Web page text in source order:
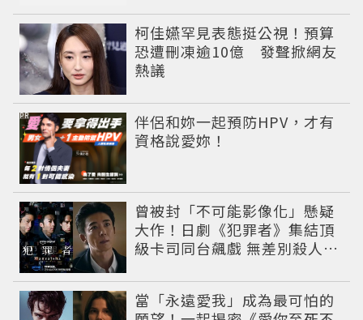
柯佳嬿罕見表態挺公視！預算
恐遭刪凍逾10億 發聲掀網友
熱議
伴侶和妳一起預防HPV，才有
資格說愛妳！
PR
曾被封「不可能影像化」懸疑
大作！日劇《犯罪者》集結頂
級卡司同台飆戲 無差別殺人案
當「永遠愛我」成為最可怕的